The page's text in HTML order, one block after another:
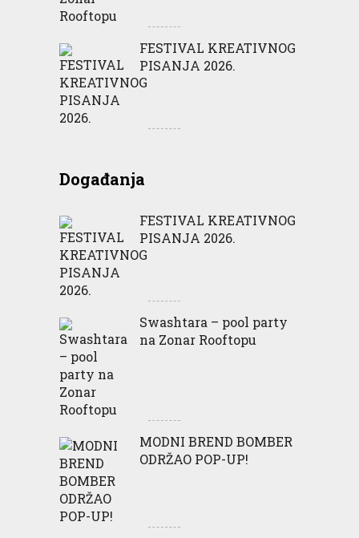
FESTIVAL KREATIVNOG
PISANJA 2026.
Događanja
FESTIVAL KREATIVNOG
PISANJA 2026.
Swashtara – pool party
na Zonar Rooftopu
MODNI BREND BOMBER
ODRŽAO POP-UP!